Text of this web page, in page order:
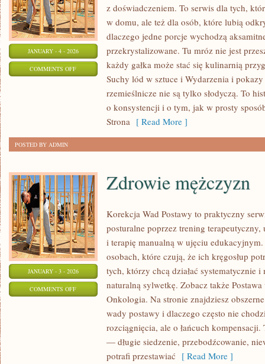
JANUARY - 4 - 2026
COMMENTS OFFON
z doświadczeniem. To serwis dla tych,
w domu, ale też dla osób, które lubią
dlaczego jedne porcje wychodzą
przekrystalizowane. Tu mróz nie jest
każdy gałka może stać się kulinarnią
Suchy lód w sztuce i Wydarzenia i
rzemieślnicze nie są tylko słodyczą. To
o konsystencji i o tym, jak w prosty
Strona [ Read More ]
POSTED BY ADMIN
JANUARY - 3 - 2026
COMMENTS OFFON
MĘŻCZYZN
Zdrowie mężczyzn
Korekcja Wad Postawy to praktyczny
posturalne poprzez trening
i terapię manualną w ujęciu edukacyjnym.
osobach, które czują, że ich kręgosłup
tych, którzy chcą działać systematycznie
naturalną sylwetkę. Zobacz także
Onkologia. Na stronie znajdziesz
wady postawy i dlaczego często nie
rozciągnięcia, ale o łańcuch
— długie siedzenie, przebodźcowanie,
potrafi przestawiać [ Read More ]